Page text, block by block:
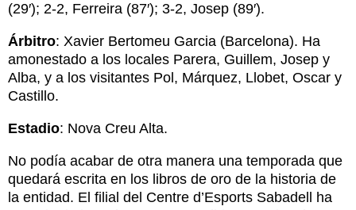
(29′); 2-2, Ferreira (87′); 3-2, Josep (89′).
Árbitro: Xavier Bertomeu Garcia (Barcelona). Ha
amonestado a los locales Parera, Guillem, Josep y
Alba, y a los visitantes Pol, Márquez, Llobet, Oscar y
Castillo.
Estadio: Nova Creu Alta.
No podía acabar de otra manera una temporada que
quedará escrita en los libros de oro de la historia de
la entidad. El filial del Centre d’Esports Sabadell ha